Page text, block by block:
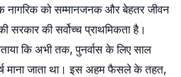
नागरिक को सम्मानजनक और बेहतर जीवन
सरकार की सर्वोच्च प्राथमिकता है।
कि अभी तक, पुनर्वास के लिए साल
माना जाता था। इस अहम फैसले के तहत,